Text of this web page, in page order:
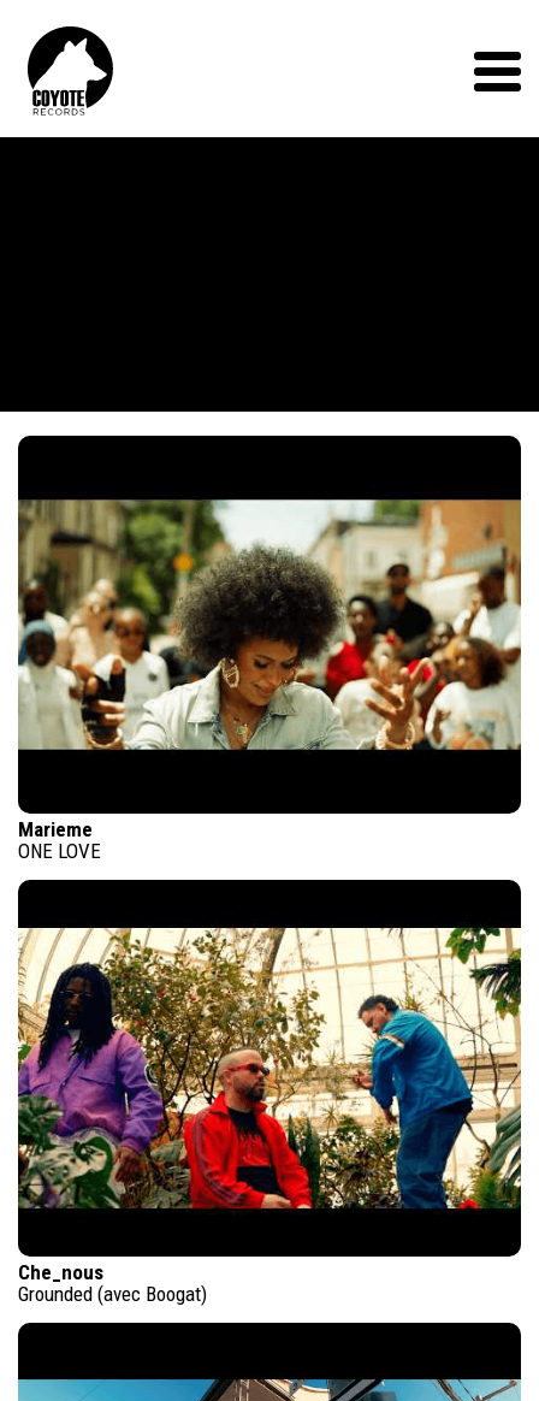
Records
Menu
Marieme
ONE LOVE
Che_nous
Grounded (avec Boogat)